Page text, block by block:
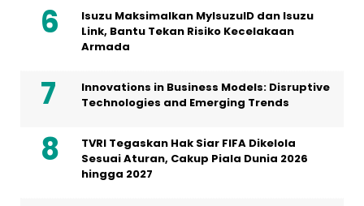
Isuzu Maksimalkan MyIsuzuID dan Isuzu
Link, Bantu Tekan Risiko Kecelakaan
Armada
Innovations in Business Models: Disruptive
Technologies and Emerging Trends
TVRI Tegaskan Hak Siar FIFA Dikelola
Sesuai Aturan, Cakup Piala Dunia 2026
hingga 2027